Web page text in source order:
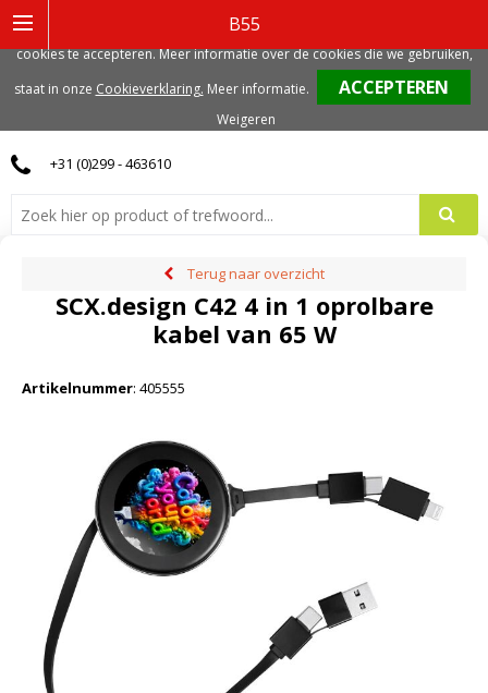
B55
0
+31 (0)299 - 463610
Terug naar overzicht
SCX.design C42 4 in 1 oprolbare
kabel van 65 W
Artikelnummer: 405555
gerelateerde cookies. Voor de beste gebruikerservaring, adviseren we deze
cookies te accepteren. Meer informatie over de cookies die we gebruiken,
staat in onze Cookieverklaring. Meer informatie.
Weigeren